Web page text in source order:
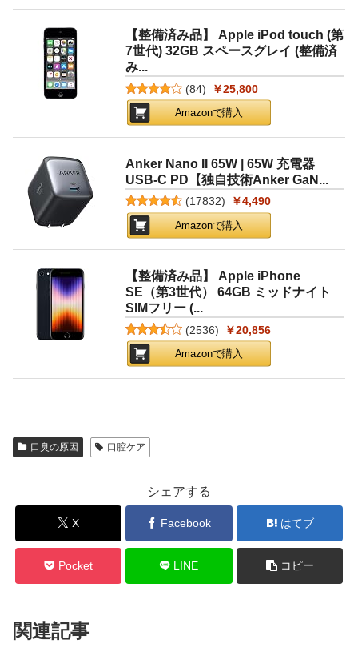
【整備済み品】 Apple iPod touch (第
7世代) 32GB スペースグレイ (整備済
み...
(84) ￥25,800
Amazonで購入
Anker Nano II 65W | 65W 充電器
USB-C PD【独自技術Anker GaN...
(17832) ￥4,490
Amazonで購入
【整備済み品】 Apple iPhone
SE（第3世代） 64GB ミッドナイト
SIMフリー (...
(2536) ￥20,856
Amazonで購入
口臭の原因 口腔ケア
シェアする
X Facebook はてブ
Pocket LINE コピー
関連記事